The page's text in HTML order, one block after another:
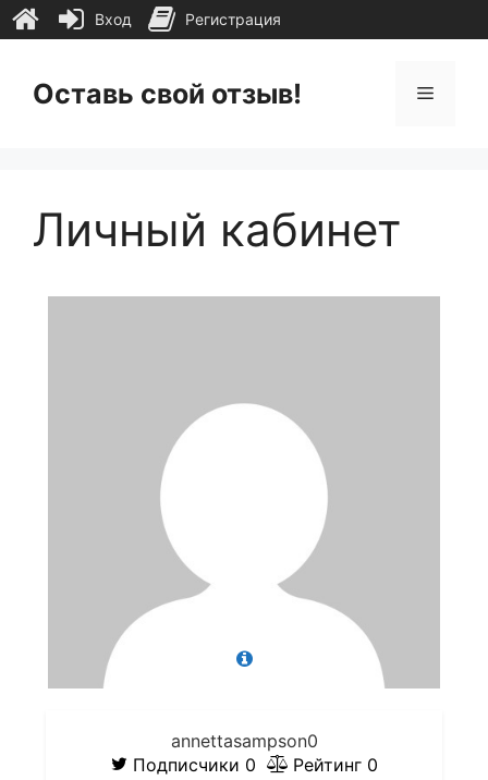
содержимому
Оставь свой отзыв! Меню
Личный кабинет
annettasampson0
Подписчики 0 Рейтинг 0
Вход Регистрация